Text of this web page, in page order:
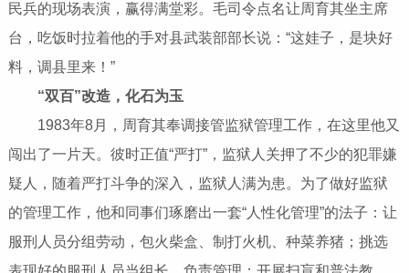
民兵的现场表演，赢得满堂彩。毛司令点名让周育其坐主席
台，吃饭时拉着他的手对县武装部部长说：“这娃子，是块好
料，调县里来！”
“双百”改造，化石为玉
1983年8月，周育其奉调接管监狱管理工作，在这里他又
闯出了一片天。彼时正值“严打”，监狱人关押了不少的犯罪嫌
疑人，随着严打斗争的深入，监狱人满为患。为了做好监狱
的管理工作，他和同事们琢磨出一套“人性化管理”的法子：让
服刑人员分组劳动，包火柴盒、制打火机、种菜养猪；挑选